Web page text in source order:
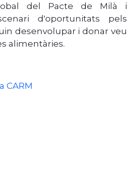
del Pacte de Milà i
d'oportunitats pels
desenvolupar i donar veu
alimentàries.
CARM